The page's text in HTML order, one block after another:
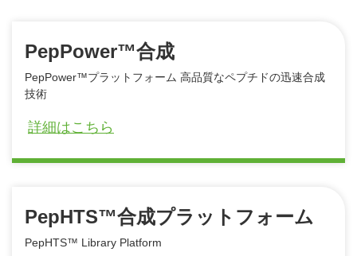
PepPower™合成
PepPower™プラットフォーム 高品質なペプチドの迅速合成
技術
詳細はこちら
PepHTS™合成プラットフォーム
PepHTS™ Library Platform